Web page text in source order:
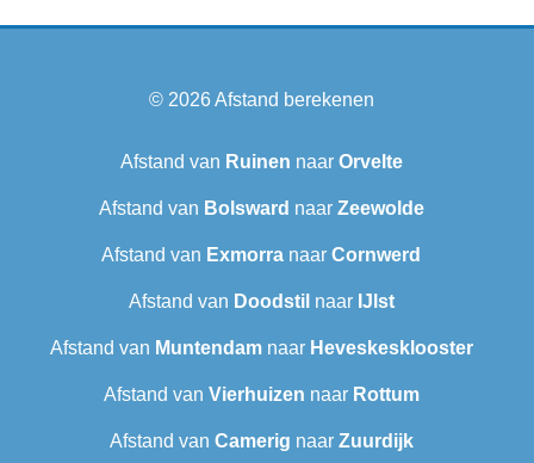
© 2026Afstand berekenen
Afstand van Ruinen naar Orvelte
Afstand van Bolsward‎ naar Zeewolde
Afstand van Exmorra naar Cornwerd
Afstand van Doodstil naar IJlst
Afstand van Muntendamnaar Heveskesklooster‎
Afstand van Vierhuizen naar Rottum
Afstand van Camerig naar Zuurdijk